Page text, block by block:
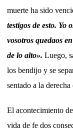
muerte ha sido
testigos de esto. Yo
vosotros quedaos
de lo alto». Luego,
los bendijo y se
sentado a la
El acontecimiento
vida de fe dos